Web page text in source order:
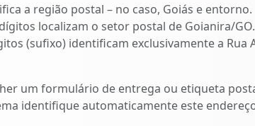
a região postal – no caso, Goiás e entorno.
localizam o setor postal de Goianira/GO.
(sufixo) identificam exclusivamente a Rua
um formulário de entrega ou etiqueta
identifique automaticamente este